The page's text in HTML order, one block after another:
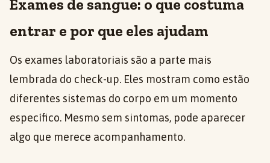
Exames de sangue: o que costuma
entrar e por que eles ajudam
Os exames laboratoriais são a parte mais
lembrada do check-up. Eles mostram como estão
diferentes sistemas do corpo em um momento
específico. Mesmo sem sintomas, pode aparecer
algo que merece acompanhamento.